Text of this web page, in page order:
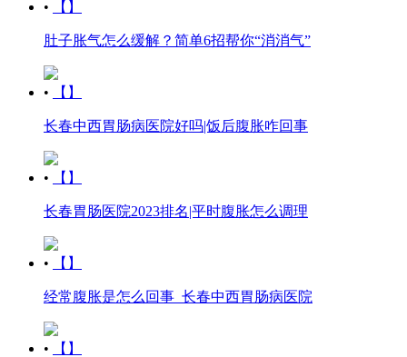
• 【】
肚子胀气怎么缓解？简单6招帮你“消消气”
• 【】
长春中西胃肠病医院好吗|饭后腹胀咋回事
• 【】
长春胃肠医院2023排名|平时腹胀怎么调理
• 【】
经常腹胀是怎么回事_长春中西胃肠病医院
• 【】